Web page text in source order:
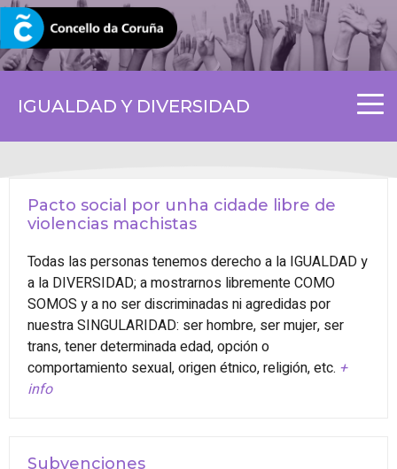
IGUALDAD Y DIVERSIDAD
CORUNA.GAL
Pacto social por unha cidade libre de
violencias machistas
Todas las personas tenemos derecho a la IGUALDAD y
a la DIVERSIDAD; a mostrarnos libremente COMO
SOMOS y a no ser discriminadas ni agredidas por
nuestra SINGULARIDAD: ser hombre, ser mujer, ser
trans, tener determinada edad, opción o
comportamiento sexual, origen étnico, religión, etc. +
info
Subvenciones